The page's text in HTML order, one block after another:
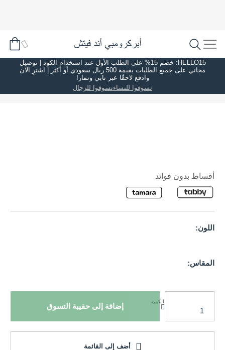
HELLO15: خصم 15% على الطلب الأول عند استخدام الكود | توصيل
مجاني على جميع الطلبات بقيمة 500 ريال سعودي أو أكثر | اشترِ الآن
وادفع لاحقًا عبر تابي وتمارا
تسوقوا للنساءتسوقوا للرجال
أقساط بدون فوائد
اللون:
المقاس:
الكمية
إضافة إلى حقيبة التسوق
أضف إلى القائمة